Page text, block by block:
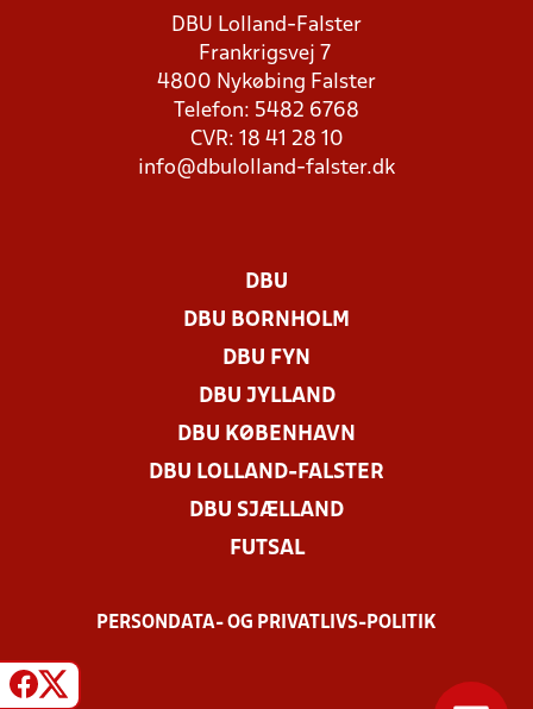
DBU Lolland-Falster
Frankrigsvej 7
4800 Nykøbing Falster
Telefon: 5482 6768
CVR: 18 41 28 10
info@dbulolland-falster.dk
DBU
DBU BORNHOLM
DBU FYN
DBU JYLLAND
DBU KØBENHAVN
DBU LOLLAND-FALSTER
DBU SJÆLLAND
FUTSAL
PERSONDATA- OG PRIVATLIVS-POLITIK